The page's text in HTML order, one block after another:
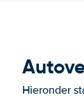
Hieronder